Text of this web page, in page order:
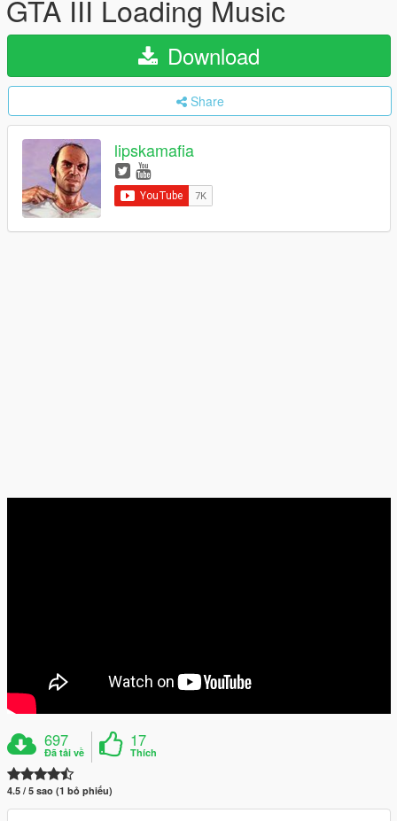
GTA III Loading Music
Download
Share
lipskamafia
697
Đã tải về
17
Thích
4.5 / 5 sao (1 bỏ phiếu)